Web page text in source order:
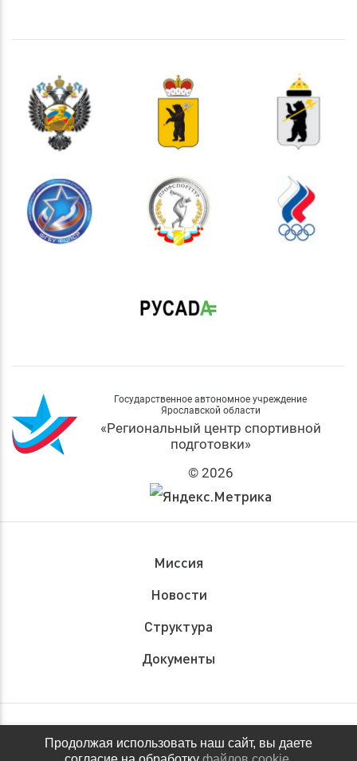
Государственное автономное учреждение
Ярославской области
«Региональный центр спортивной
подготовки»
© 2026
Миссия
Новости
Структура
Документы
Обращения граждан
Продолжая использовать наш сайт, вы даете